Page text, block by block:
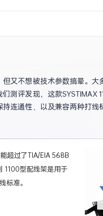
又不想被技术参数搞晕。大
测评发现，这款SYSTIMAX
连通性、以及兼容两种打线
超过了TIA/EIA 568B
1100型配线架是用于
标准。